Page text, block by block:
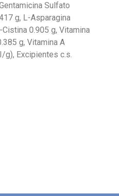
Sulfato
g, L-Asparagina
0.905 g, Vitamina
g, Vitamina A
g), Excipientes c.s.